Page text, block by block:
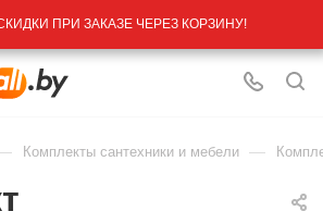
ПРИ ЗАКАЗЕ ЧЕРЕЗ КОРЗИНУ!
Комплекты сантехники и мебели —